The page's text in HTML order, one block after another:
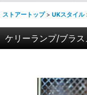
ストアートップ > UKスタイル
ケリーランプ/ブラ